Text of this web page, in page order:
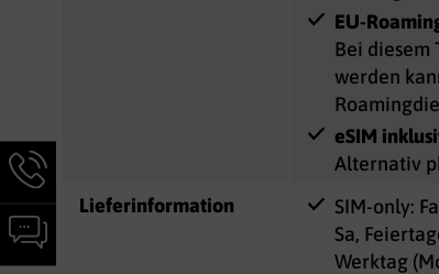
EU-
Bei diesem
werden
eSIM
Alternativ
Lieferinformation
SIM-only:
Sa,
Werktag
Hotline-
Informationen
werden
angezeigt
Chat-
Informationen